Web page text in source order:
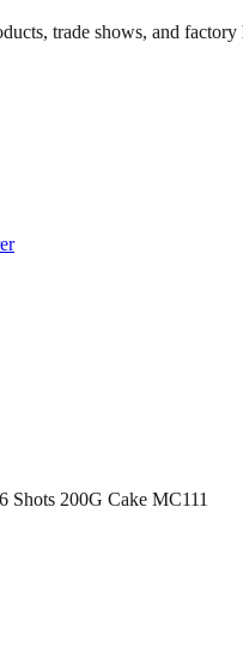
trade shows, and factory
Shots 200G Cake MC111